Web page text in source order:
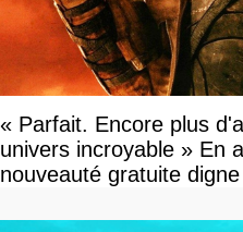
« Parfait. Encore plus
univers incroyable » En
nouveauté gratuite